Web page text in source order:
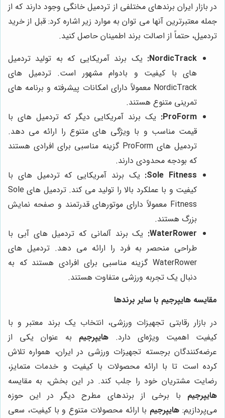
در بازار ایران برندهای مختلفی از تردمیل خانگی وجود دارند که از
جمله معتبرترین آنها می توان به موارد زیر اشاره کرد: قبل از خرید
تردمیل، حتماً از اصالت برند اطمینان حاصل کنید.
NordicTrack: یک برند آمریکایی که به تولید تردمیل
های با کیفیت و بادوام مشهور است. تردمیل های
NordicTrack معمولاً دارای امکانات پیشرفته و برنامه های
تمرینی متنوع هستند.
ProForm: یک برند آمریکایی دیگر که تردمیل های با
قیمت مناسب و با ویژگی های متنوع را ارائه می دهد.
تردمیل های ProForm گزینه مناسبی برای افرادی هستند
که بودجه محدودی دارند.
Sole Fitness: یک برند آمریکایی که تردمیل های با
کیفیت و با عملکرد بالا را تولید می کند. تردمیل های Sole
Fitness معمولاً دارای موتورهای قدرتمند و صفحه نمایش
بزرگ هستند.
WaterRower: یک برند آلمانی که تردمیل های آبی با
طراحی منحصر به فرد را ارائه می دهد. تردمیل های
WaterRower گزینه مناسبی برای افرادی هستند که به
دنبال یک تجربه ورزشی متفاوت هستند.
مقایسه هایپرجیم با سایر برندها
در بازار رقابتی تجهیزات ورزشی، انتخاب یک برند معتبر و با
کیفیت اهمیت ویژه‌ای دارد. هایپرجیم به عنوان یکی از
عرضه‌کنندگان برجسته تجهیزات ورزشی در ایران، همواره تلاش
کرده است تا با ارائه محصولات با کیفیت و خدمات متمایز،
رضایت مشتریان خود را جلب کند. در این بخش، به مقایسه
هایپرجیم با برخی از برندهای مطرح دیگر در این حوزه
می‌پردازیم: هایپرجیم با ارائه محصولات متنوع و با کیفیت، سعی